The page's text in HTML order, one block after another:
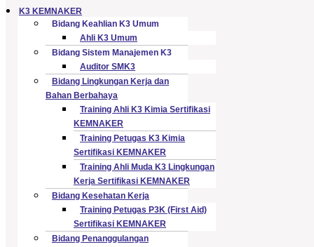
K3 KEMNAKER
Bidang Keahlian K3 Umum
Ahli K3 Umum
Bidang Sistem Manajemen K3
Auditor SMK3
Bidang Lingkungan Kerja dan
Bahan Berbahaya
Training Ahli K3 Kimia Sertifikasi
KEMNAKER
Training Petugas K3 Kimia
Sertifikasi KEMNAKER
Training Ahli Muda K3 Lingkungan
Kerja Sertifikasi KEMNAKER
Bidang Kesehatan Kerja
Training Petugas P3K (First Aid)
Sertifikasi KEMNAKER
Bidang Penanggulangan